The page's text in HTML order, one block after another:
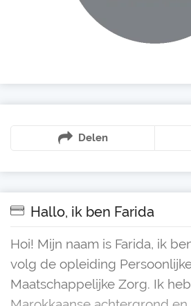
Delen
Hallo, ik ben Farida
Hoi! Mijn naam is Farida, ik
volg de opleiding
Maatschappelijke Zorg. Ik